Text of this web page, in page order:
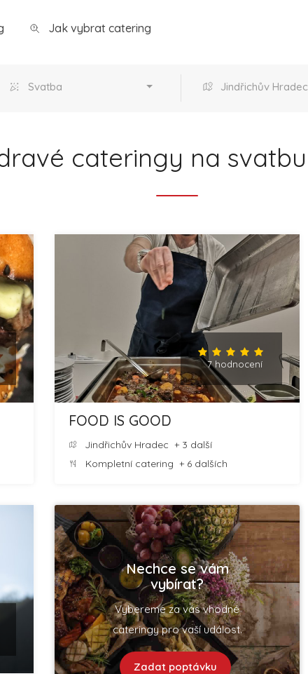
Jak vybrat catering
Svatba Jindřichův Hradec
cateringy na
7 hodnocení
FOOD IS GOOD
Jindřichův Hradec + 3 další
Kompletní catering + 6 dalších
Nechce se vám
vybírat?
Vybereme za vás vhodné
cateringy pro vaší událost.
Zadat poptávku